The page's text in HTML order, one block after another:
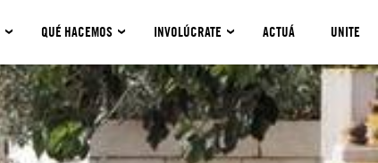
QUÉ HACEMOS INVOLÚCRATE ACTUÁ UNITE